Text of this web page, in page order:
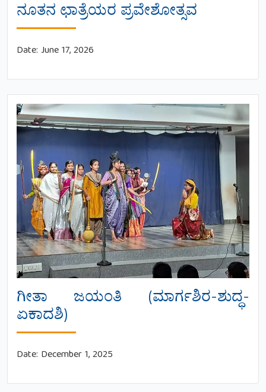
ನೂತನ ಛಾತ್ರೆಯರ ಪ್ರವೇಶೋತ್ಸವ
Date: June 17, 2026
ಗೀತಾ ಜಯಂತಿ (ಮಾರ್ಗಶಿರ-ಶುದ್ಧ-
ಏಕಾದಶಿ)
Date: December 1, 2025